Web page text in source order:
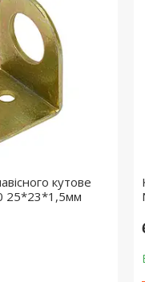
кутове
25*23*1,5мм